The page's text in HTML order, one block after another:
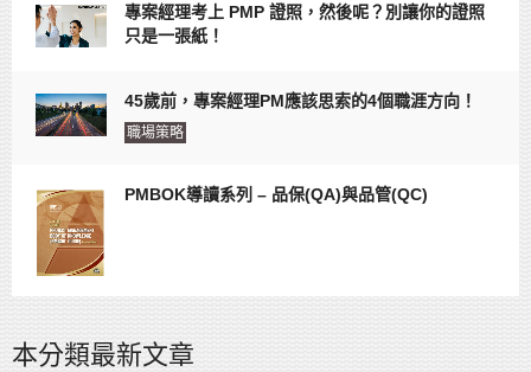
專案經理考上 PMP 證照，然後呢？別讓你的證照
只是一張紙！
45歲前，專案經理PM應該思索的4個職涯方向！
職場策略
PMBOK導讀系列 – 品保(QA)與品管(QC)
本分類最新文章